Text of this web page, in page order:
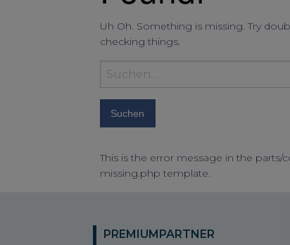
Uh Oh. Something is missing. Try
checking things.
Suchbegriff
eingeben:
This is the error message in the parts/
missing.php template.
PREMIUMPARTNER